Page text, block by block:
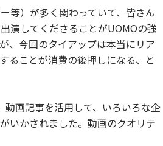
等）が多く関わっていて、皆さん
演してくださることがUOMOの強
、今回のタイアップは本当にリア
ることが消費の後押しになる、と
動画記事を活用して、いろいろな企
いかされました。動画のクオリテ